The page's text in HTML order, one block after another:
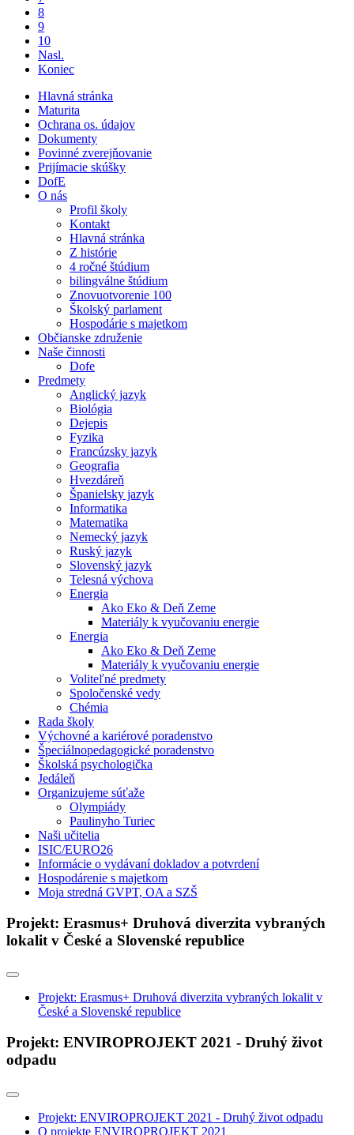
8
9
10
Nasl.
Koniec
Hlavná stránka
Maturita
Ochrana os. údajov
Dokumenty
Povinné zverejňovanie
Prijímacie skúšky
DofE
O nás
Profil školy
Kontakt
Hlavná stránka
Z histórie
4 ročné štúdium
bilingválne štúdium
Znovuotvorenie 100
Školský parlament
Hospodárie s majetkom
Občianske združenie
Naše činnosti
Dofe
Predmety
Anglický jazyk
Biológia
Dejepis
Fyzika
Francúzsky jazyk
Geografia
Hvezdáreň
Španielsky jazyk
Informatika
Matematika
Nemecký jazyk
Ruský jazyk
Slovenský jazyk
Telesná výchova
Energia
Ako Eko & Deň Zeme
Materiály k vyučovaniu energie
Energia
Ako Eko & Deň Zeme
Materiály k vyučovaniu energie
Voliteľné predmety
Spoločenské vedy
Chémia
Rada školy
Výchovné a kariérové poradenstvo
Špeciálnopedagogické poradenstvo
Školská psychologička
Jedáleň
Organizujeme súťaže
Olympiády
Paulinyho Turiec
Naši učitelia
ISIC/EURO26
Informácie o vydávaní dokladov a potvrdení
Hospodárenie s majetkom
Moja stredná GVPT, OA a SZŠ
Projekt: Erasmus+ Druhová diverzita vybraných
lokalit v České a Slovenské republice
Projekt: Erasmus+ Druhová diverzita vybraných lokalit v
České a Slovenské republice
Projekt: ENVIROPROJEKT 2021 - Druhý život
odpadu
Projekt: ENVIROPROJEKT 2021 - Druhý život odpadu
O projekte ENVIROPROJEKT 2021